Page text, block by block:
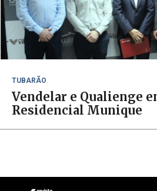
TUBARÃO
Vendelar e Qualienge
Residencial Munique